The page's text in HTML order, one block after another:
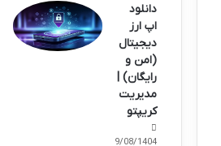
دانلود
اپ ارز
دیجیتال
(امن و
رایگان) |
مدیریت
کریپتو
09/08/1404